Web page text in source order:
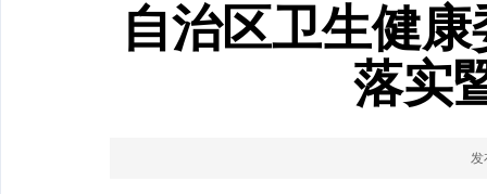
自治区卫生健
落实
发